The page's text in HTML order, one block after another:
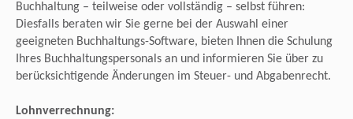
Buchhaltung – teilweise oder vollständig – selbst führen:
Diesfalls beraten wir Sie gerne bei der Auswahl einer
geeigneten Buchhaltungs-Software, bieten Ihnen die Schulung
Ihres Buchhaltungspersonals an und informieren Sie über zu
berücksichtigende Änderungen im Steuer- und Abgabenrecht.
Lohnverrechnung: